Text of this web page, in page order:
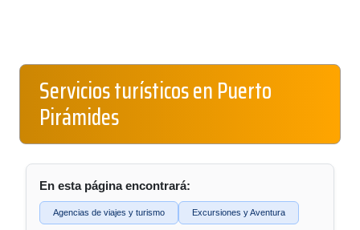
Servicios turísticos en Puerto
Pirámides
En esta página encontrará:
Agencias de viajes y turismo Excursiones y Aventura